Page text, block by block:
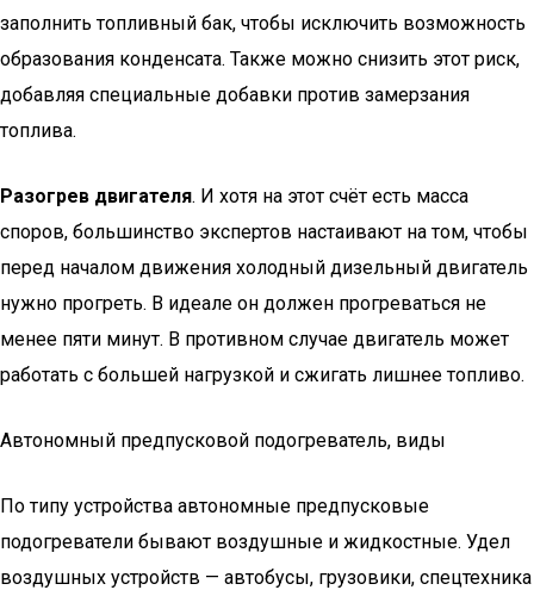
заполнить топливный бак, чтобы исключить возможность
образования конденсата. Также можно снизить этот риск,
добавляя специальные добавки против замерзания
топлива.
Разогрев двигателя. И хотя на этот счёт есть масса
споров, большинство экспертов настаивают на том, чтобы
перед началом движения холодный дизельный двигатель
нужно прогреть. В идеале он должен прогреваться не
менее пяти минут. В противном случае двигатель может
работать с большей нагрузкой и сжигать лишнее топливо.
Автономный предпусковой подогреватель, виды
По типу устройства автономные предпусковые
подогреватели бывают воздушные и жидкостные. Удел
воздушных устройств — автобусы, грузовики, спецтехника